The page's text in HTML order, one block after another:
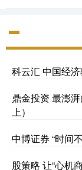
科云汇 中国经
鼎金投资 最澎
上）
中博证券 “时间
股策略 让“心机